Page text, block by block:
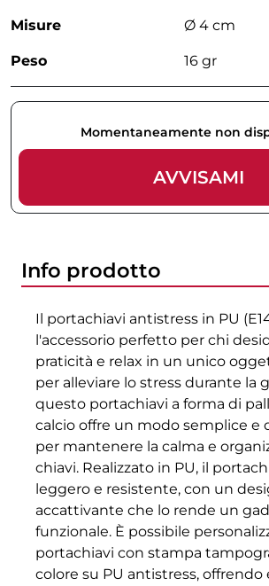
Misure Ø 4 cm
Peso 16 gr
Momentaneamente non
AVVISAMI
Info prodotto
Il portachiavi antistress in PU
l'accessorio perfetto per chi
praticità e relax in un unico
per alleviare lo stress durante la
questo portachiavi a forma di
calcio offre un modo semplice e
per mantenere la calma e
chiavi. Realizzato in PU, il
leggero e resistente, con un
accattivante che lo rende un
funzionale. È possibile
portachiavi con stampa
colore su PU antistress, offrendo